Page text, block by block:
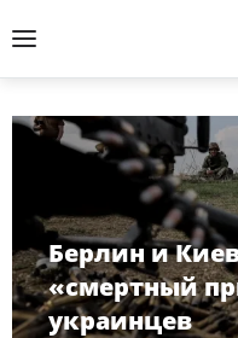
Берлин и
«смертный
украинцев